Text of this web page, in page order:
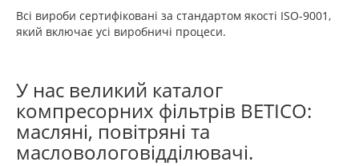
Всі вироби сертифіковані за стандартом якості ISO-9001,
який включає усі виробничі процеси.
У нас великий каталог
компресорних фільтрів BETICO:
масляні, повітряні та
масловологовідділювачі.